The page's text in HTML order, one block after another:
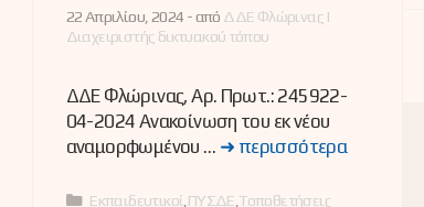
22 Απριλίου, 2024 -από ΔΔΕ Φλώρινας |
Διαχειριστής δικτυακού τόπου
ΔΔΕ Φλώρινας, Αρ. Πρωτ.: 245922-
04-2024 Ανακοίνωση του εκ νέου
αναμορφωμένου … ➜ περισσότερα
Κατηγορίες
Εκπαιδευτικοί,ΠΥΣΔΕ,Τοποθετήσεις